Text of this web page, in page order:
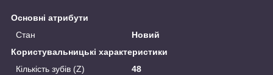
Основні атрибути
Стан
Новий
Користувальницькі характеристики
Кількість зубів (Z)
48